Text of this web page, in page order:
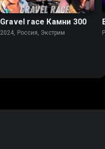
Gravel race Камни 300
2024, Россия, Экстрим